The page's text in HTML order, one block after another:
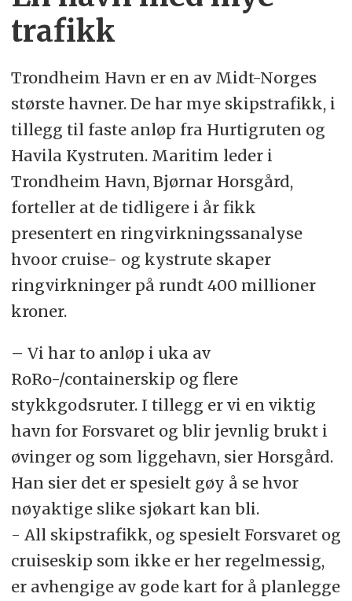
trafikk
Trondheim Havn er en av Midt-Norges
største havner. De har mye skipstrafikk, i
tillegg til faste anløp fra Hurtigruten og
Havila Kystruten. Maritim leder i
Trondheim Havn, Bjørnar Horsgård,
forteller at de tidligere i år fikk
presentert en ringvirkningssanalyse
hvoor cruise- og kystrute skaper
ringvirkninger på rundt 400 millioner
kroner.
– Vi har to anløp i uka av
RoRo-/containerskip og flere
stykkgodsruter. I tillegg er vi en viktig
havn for Forsvaret og blir jevnlig brukt i
øvinger og som liggehavn, sier Horsgård.
Han sier det er spesielt gøy å se hvor
nøyaktige slike sjøkart kan bli.
- All skipstrafikk, og spesielt Forsvaret og
cruiseskip som ikke er her regelmessig,
er avhengige av gode kart for å planlegge